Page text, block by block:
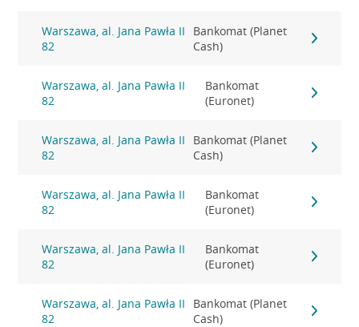
Warszawa, al. Jana Pawła II
82
Bankomat (Planet
Cash)
Warszawa, al. Jana Pawła II
82
Bankomat
(Euronet)
Warszawa, al. Jana Pawła II
82
Bankomat (Planet
Cash)
Warszawa, al. Jana Pawła II
82
Bankomat
(Euronet)
Warszawa, al. Jana Pawła II
82
Bankomat
(Euronet)
Warszawa, al. Jana Pawła II
82
Bankomat (Planet
Cash)